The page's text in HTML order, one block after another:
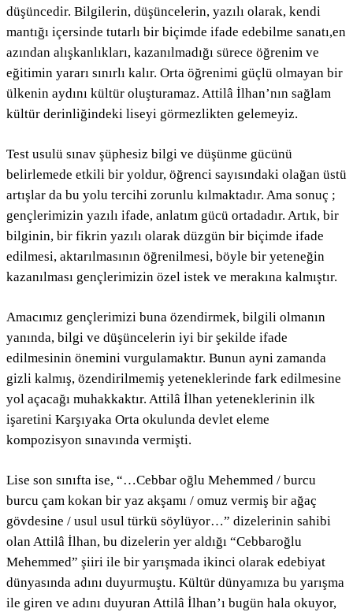
düşüncedir. Bilgilerin, düşüncelerin, yazılı olarak, kendi
mantığı içersinde tutarlı bir biçimde ifade edebilme sanatı,en
azından alışkanlıkları, kazanılmadığı sürece öğrenim ve
eğitimin yararı sınırlı kalır. Orta öğrenimi güçlü olmayan bir
ülkenin aydını kültür oluşturamaz. Attilâ İlhan’nın sağlam
kültür derinliğindeki liseyi görmezlikten gelemeyiz.
Test usulü sınav şüphesiz bilgi ve düşünme gücünü
belirlemede etkili bir yoldur, öğrenci sayısındaki olağan üstü
artışlar da bu yolu tercihi zorunlu kılmaktadır. Ama sonuç ;
gençlerimizin yazılı ifade, anlatım gücü ortadadır. Artık, bir
bilginin, bir fikrin yazılı olarak düzgün bir biçimde ifade
edilmesi, aktarılmasının öğrenilmesi, böyle bir yeteneğin
kazanılması gençlerimizin özel istek ve merakına kalmıştır.
Amacımız gençlerimizi buna özendirmek, bilgili olmanın
yanında, bilgi ve düşüncelerin iyi bir şekilde ifade
edilmesinin önemini vurgulamaktır. Bunun ayni zamanda
gizli kalmış, özendirilmemiş yeteneklerinde fark edilmesine
yol açacağı muhakkaktır. Attilâ İlhan yeteneklerinin ilk
işaretini Karşıyaka Orta okulunda devlet eleme
kompozisyon sınavında vermişti.
Lise son sınıfta ise, “…Cebbar oğlu Mehemmed / burcu
burcu çam kokan bir yaz akşamı / omuz vermiş bir ağaç
gövdesine / usul usul türkü söylüyor…” dizelerinin sahibi
olan Attilâ İlhan, bu dizelerin yer aldığı “Cebbaroğlu
Mehemmed” şiiri ile bir yarışmada ikinci olarak edebiyat
dünyasında adını duyurmuştu. Kültür dünyamıza bu yarışma
ile giren ve adını duyuran Attilâ İlhan’ı bugün hala okuyor,